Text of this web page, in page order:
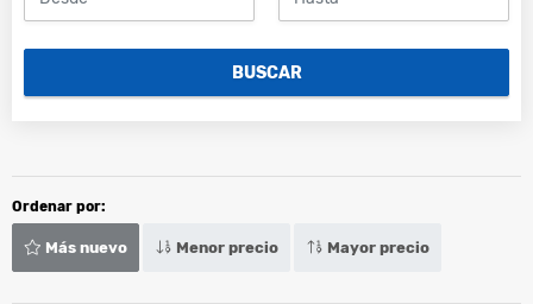
BUSCAR
Ordenar por:
Más nuevo Menor precio Mayor precio